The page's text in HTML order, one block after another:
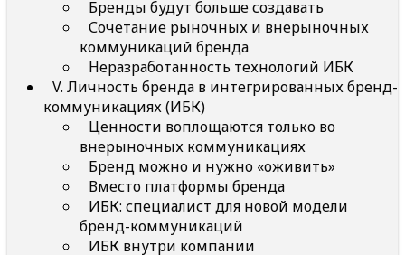
Бренды будут больше создавать
Сочетание рыночных и внерыночных
коммуникаций бренда
Неразработанность технологий ИБК
V. Личность бренда в интегрированных бренд-
коммуникациях (ИБК)
Ценности воплощаются только во
внерыночных коммуникациях
Бренд можно и нужно «оживить»
Вместо платформы бренда
ИБК: специалист для новой модели
бренд-коммуникаций
ИБК внутри компании